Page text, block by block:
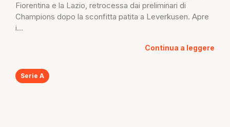
Fiorentina e la Lazio, retrocessa dai preliminari di
Champions dopo la sconfitta patita a Leverkusen. Apre
i...
Continua a leggere
Serie A